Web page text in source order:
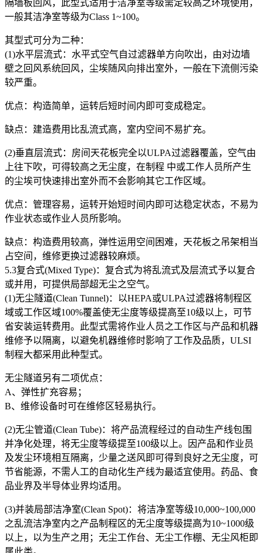
隔墙板回风，此型式适用于洁净室等级需定较高之环境使用，
一般其洁净室等级为Class 1~100。
其型式可分为二种：
(1)水平层流式：水平式空气自过滤器单方向吹出，由对边墙
壁之回风系统回风，尘埃随风向排出室外，一般在下流侧污染
较严重。
优点：构造简单，运转后短时间内即可变成稳定。
缺点：建造费用比乱流式高，室内空间不易扩充。
(2)垂直层流式：房间天花板完全以ULPA过滤器覆盖，空气由
上往下吹，可得较高之无尘度，在制程 中或工作人员所产生
的尘埃可快速排出室外而不会影响其它工作区域。
优点：管理容易，运转开始短时间内即可达稳定状态，不易为
作业状态或作业人员所影响。
缺点：构造费用较高，弹性运用空间困难，天花板之吊架相当
占空间，维修更换过滤器较麻烦。
5.3复合式(Mixed Type)：复合式为将乱流式及层流式予以复合
或并用，可提供局部超无尘之空气。
(1)无尘隧道(Clean Tunnel)：以HEPA或ULPA过滤器将制程区
域或工作区域100%覆盖使无尘度等级提高至10级以上，可节
省安装运转费用。此型式需将作业人员之工作区与产品和机器
维修予以隔离，以避免机器维修时影响了工作及品质，ULSI
制程大都采用此种型式。
无尘隧道另有二项优点：
A、弹性扩充容易；
B、维修设备时可在维修区轻易执行。
(2)无尘管道(Clean Tube)：将产品流程经过的自动生产线包围
并净化处理，将无尘度等级提至100级以上。因产品和作业员
及发尘环境相互隔离，少量之送风即可得到良好之无尘度，可
节省能源，不需人工的自动化生产线为最适宜使用。药品、食
品业界及半导体业界均适用。
(3)并装局部洁净室(Clean Spot)：将洁净室等级10,000~100,000
之乱流洁净室内之产品制程区的无尘度等级提高为10~1000级
以上，以为生产之用；无尘工作台、无尘工作棚、无尘风柜即